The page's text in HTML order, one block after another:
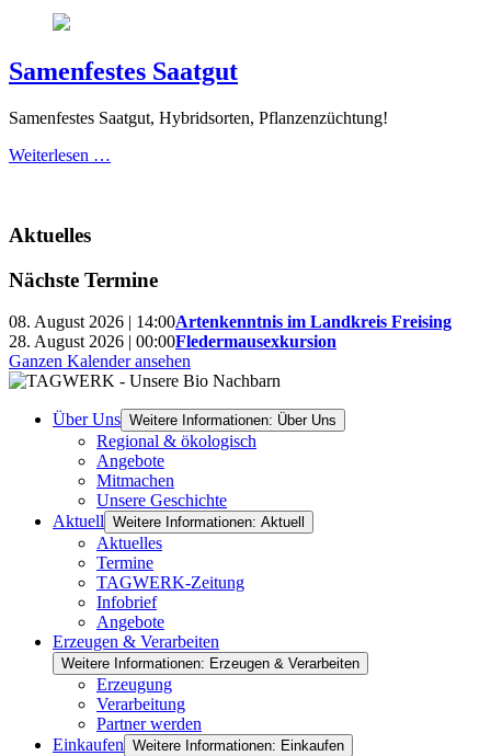
Samenfestes Saatgut
Samenfestes Saatgut, Hybridsorten, Pflanzenzüchtung!
Weiterlesen …
Aktuelles
Nächste Termine
08. August 2026 | 14:00Artenkenntnis im Landkreis Freising
28. August 2026 | 00:00Fledermausexkursion
Ganzen Kalender ansehen
Über Uns Weitere Informationen: Über Uns
Regional & ökologisch
Angebote
Mitmachen
Unsere Geschichte
Aktuell Weitere Informationen: Aktuell
Aktuelles
Termine
TAGWERK-Zeitung
Infobrief
Angebote
Erzeugen & Verarbeiten
Weitere Informationen: Erzeugen & Verarbeiten
Erzeugung
Verarbeitung
Partner werden
Einkaufen Weitere Informationen: Einkaufen